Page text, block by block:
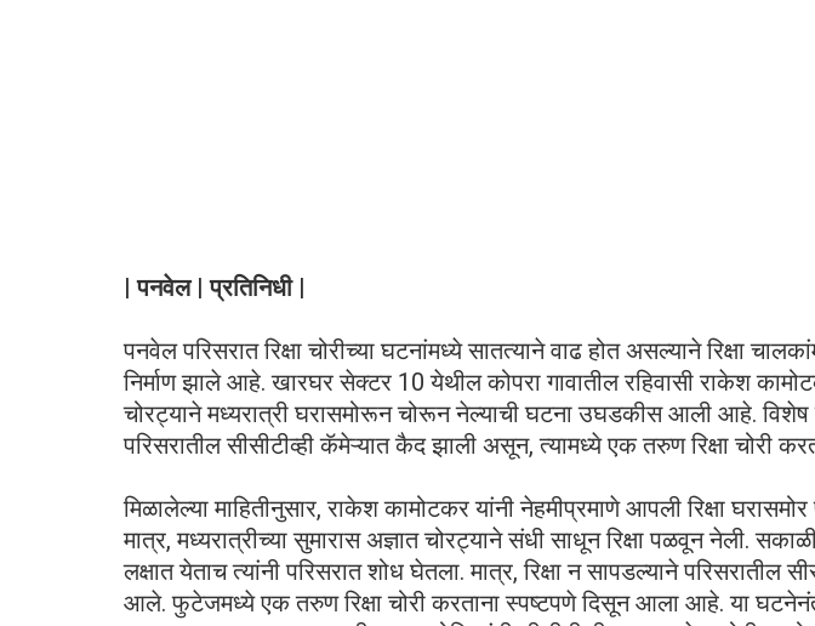
| पनवेल | प्रतिनिधी |
पनवेल परिसरात रिक्षा चोरीच्या घटनांमध्ये सातत्याने वाढ होत असल्याने रिक्षा
निर्माण झाले आहे. खारघर सेक्टर 10 येथील कोपरा गावातील रहिवासी राकेश
चोरट्याने मध्यरात्री घरासमोरून चोरून नेल्याची घटना उघडकीस आली आहे. विशेष
परिसरातील सीसीटीव्ही कॅमेऱ्यात कैद झाली असून, त्यामध्ये एक तरुण रिक्षा चोरी
मिळालेल्या माहितीनुसार, राकेश कामोटकर यांनी नेहमीप्रमाणे आपली रिक्षा
मात्र, मध्यरात्रीच्या सुमारास अज्ञात चोरट्याने संधी साधून रिक्षा पळवून नेली.
लक्षात येताच त्यांनी परिसरात शोध घेतला. मात्र, रिक्षा न सापडल्याने परिसरातील
आले. फुटेजमध्ये एक तरुण रिक्षा चोरी करताना स्पष्टपणे दिसून आला आहे. या